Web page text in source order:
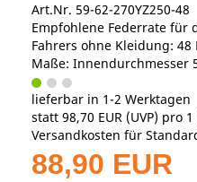
Art.Nr. 59-62-270YZ250-48
Empfohlene Federrate für
Fahrers ohne Kleidung: 48
Maße: Innendurchmesser
lieferbar in 1-2 Werktagen
statt 98,70 EUR (UVP) pro 1
Versandkosten für
88,90 EUR